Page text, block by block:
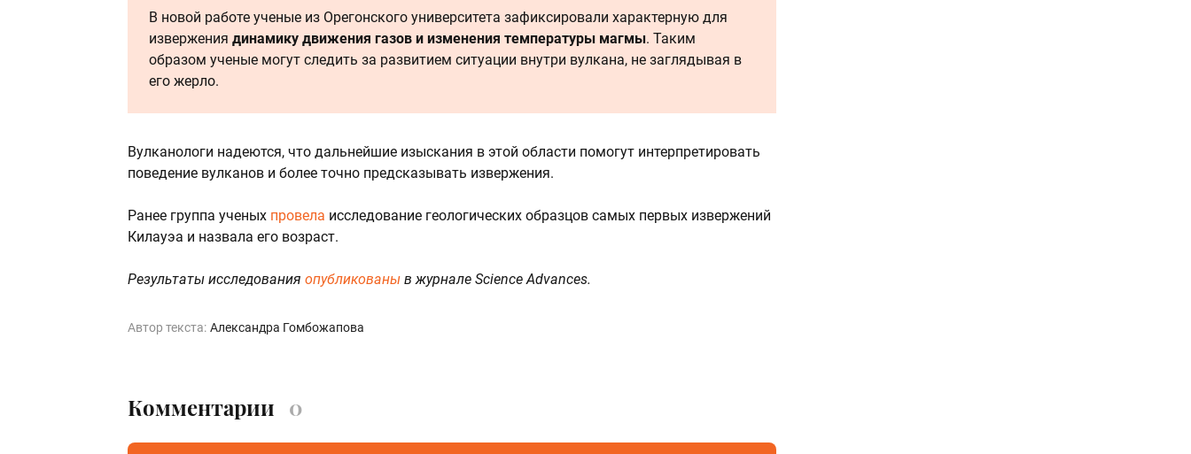
В новой работе ученые из Орегонского университета зафиксировали характерную для
извержения динамику движения газов и изменения температуры магмы. Таким
образом ученые могут следить за развитием ситуации внутри вулкана, не заглядывая в
его жерло.
Вулканологи надеются, что дальнейшие изыскания в этой области помогут интерпретировать
поведение вулканов и более точно предсказывать извержения.
Ранее группа ученых провела исследование геологических образцов самых первых извержений
Килауэа и назвала его возраст.
Результаты исследования опубликованы в журнале Science Advances.
Автор текста: Александра Гомбожапова
Комментарии 0